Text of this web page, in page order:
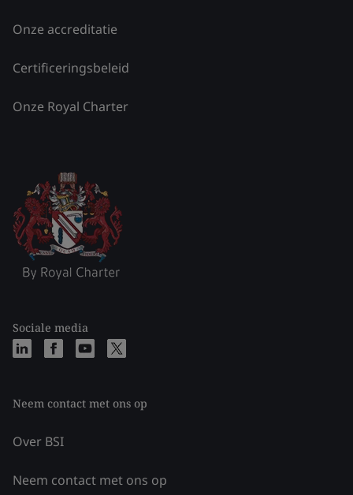
Onze accreditatie
Certificeringsbeleid
Onze Royal Charter
Sociale media
Neem contact met ons op
Over BSI
Neem contact met ons op